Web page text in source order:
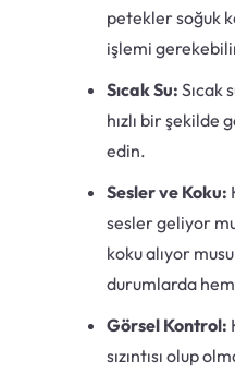
petekler soğuk
işlemi
Sıcak Su: Sıcak
hızlı bir şekilde
edin.
Sesler ve Koku:
sesler geliyor
koku alıyor
durumlarda
Görsel Kontrol:
sızıntısı olup